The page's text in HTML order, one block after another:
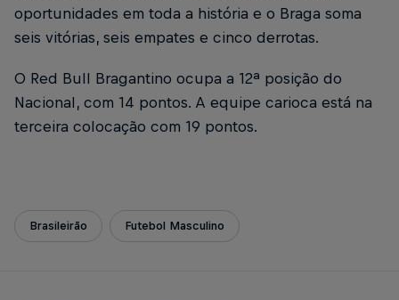
oportunidades em toda a história e o Braga soma
seis vitórias, seis empates e cinco derrotas.
O Red Bull Bragantino ocupa a 12ª posição do
Nacional, com 14 pontos. A equipe carioca está na
terceira colocação com 19 pontos.
Brasileirão Futebol Masculino